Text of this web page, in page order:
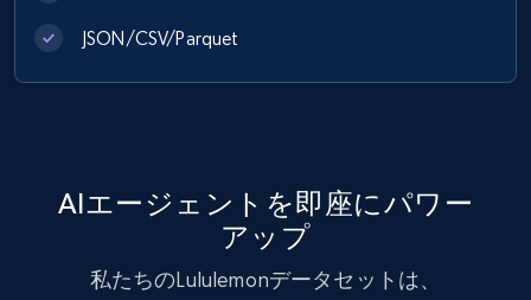
eCommerce
Lowes.com
Model number, Gtin ean pn, Product name, and
JSON/CSV/Parquet
AIエージェントを即座にパワー
アップ
私たちのLululemonデータセットは、